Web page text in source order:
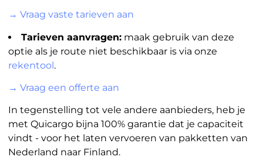
→ Vraag vaste tarieven aan
Tarieven aanvragen:maak gebruik van deze
optie als je route niet beschikbaar is via onze
rekentool.
→ Vraag een offerte aan
In tegenstelling tot vele andere aanbieders, heb je
met Quicargo bijna 100% garantie dat je capaciteit
vindt - voor het laten vervoeren van pakketten van
Nederland naar Finland.